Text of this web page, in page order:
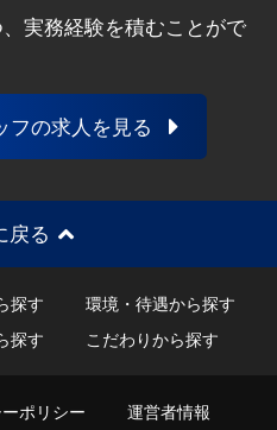
実務経験を積むことがで
フの求人を見る
戻る
探す
環境・待遇から探す
探す こだわりから探す
ポリシー
運営者情報